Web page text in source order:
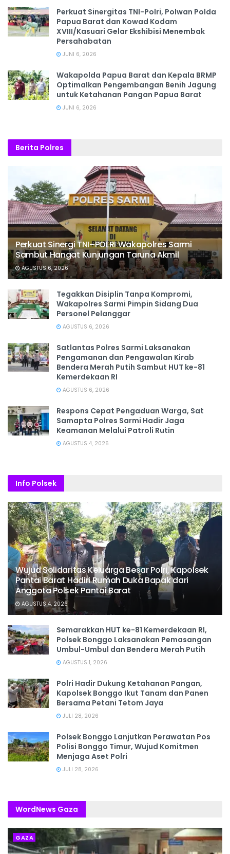
‎Perkuat Sinergitas TNI-Polri, Polwan Polda
Papua Barat dan Kowad Kodam
XVIII/Kasuari Gelar Ekshibisi Menembak
Persahabatan
JUNI 6, 2026
Wakapolda Papua Barat dan Kepala BRMP
Optimalkan Pengembangan Benih Jagung
untuk Ketahanan Pangan Papua Barat
JUNI 6, 2026
Berita Polres
Perkuat Sinergi TNI–POLRI Wakapolres Sarmi
Sambut Hangat Kunjungan Taruna Akmil
AGUSTUS 6, 2026
Tegakkan Disiplin Tanpa Kompromi,
Wakapolres Sarmi Pimpin Sidang Dua
Personel Pelanggar
AGUSTUS 6, 2026
Satlantas Polres Sarmi Laksanakan
Pengamanan dan Pengawalan Kirab
Bendera Merah Putih Sambut HUT ke-81
Kemerdekaan RI
AGUSTUS 6, 2026
Respons Cepat Pengaduan Warga, Sat
Samapta Polres Sarmi Hadir Jaga
Keamanan Melalui Patroli Rutin
AGUSTUS 4, 2026
Info Polsek
Wujud Solidaritas Keluarga Besar Polri, Kapolsek
Pantai Barat Hadiri Rumah Duka Bapak dari
Anggota Polsek Pantai Barat
AGUSTUS 4, 2026
Semarakkan HUT ke-81 Kemerdekaan RI,
Polsek Bonggo Laksanakan Pemasangan
Umbul-Umbul dan Bendera Merah Putih
AGUSTUS 1, 2026
Polri Hadir Dukung Ketahanan Pangan,
Kapolsek Bonggo Ikut Tanam dan Panen
Bersama Petani Tetom Jaya
JULI 28, 2026
Polsek Bonggo Lanjutkan Perawatan Pos
Polisi Bonggo Timur, Wujud Komitmen
Menjaga Aset Polri
JULI 28, 2026
WordNews Gaza
GAZA